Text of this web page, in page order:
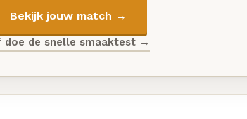
Bekijk jouw match →
doe de snelle smaaktest →